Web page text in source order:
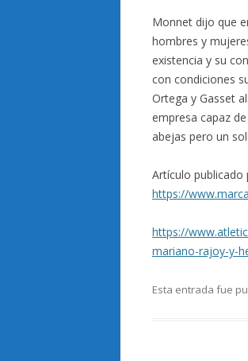
Monnet dijo que
hombres y
existencia y su
con condiciones
Ortega y Gasset
empresa capaz
abejas pero un
Artículo publicado
https://
https://
mariano-rajoy-y-
Esta entrada fue